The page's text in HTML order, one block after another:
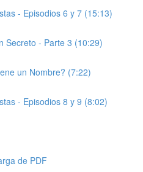
- Episodios 6 y 7 (15:13)
Secreto - Parte 3 (10:29)
un Nombre? (7:22)
- Episodios 8 y 9 (8:02)
de PDF